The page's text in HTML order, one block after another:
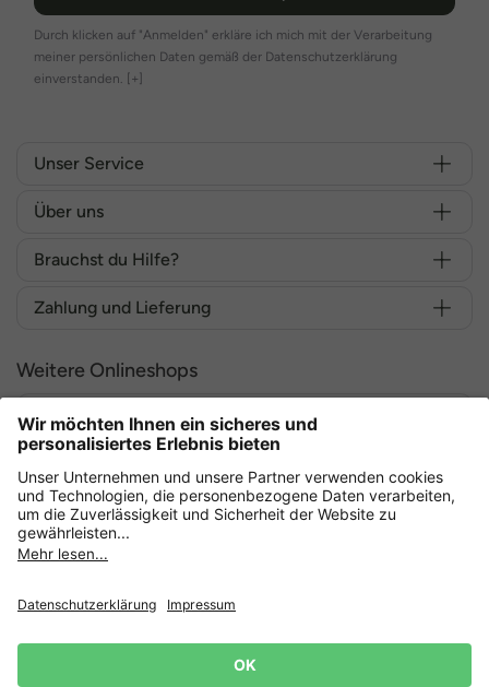
Durch klicken auf "Anmelden" erkläre ich mich mit der Verarbeitung
meiner persönlichen Daten gemäß der Datenschutzerklärung
einverstanden. [+]
Unser Service
Über uns
Brauchst du Hilfe?
Zahlung und Lieferung
Weitere Onlineshops
Deutschland
Sicher einkaufen mit
AGB